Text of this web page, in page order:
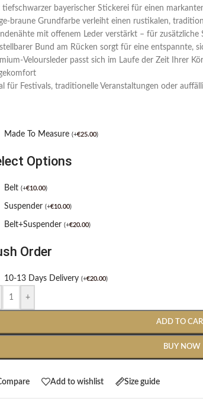
tiefschwarzer bayerischer Stickerei für einen
braune Grundfarbe verleiht einen rustikalen,
mit offenem Leder verstärkt – für
Bund am Rücken sorgt für eine entspannte,
Veloursleder passt sich im Laufe der Zeit Ihrer
für Festivals, traditionelle Veranstaltungen oder
Made To Measure (+€25.00)
Options
Belt (+€10.00)
Suspender (+€10.00)
Belt+Suspender (+€20.00)
Order
10-13 Days Delivery (+€20.00)
+
ADD TO
BUY NOW
Add to wishlist Size guide